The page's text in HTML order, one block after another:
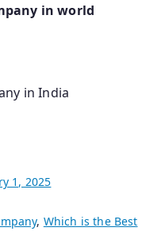
in world
in India
1, 2025
, Which is the Best